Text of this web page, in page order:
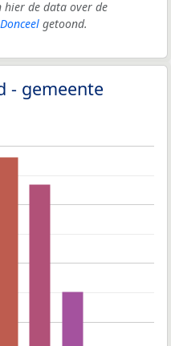
hier de data over de
getoond.
- gemeente